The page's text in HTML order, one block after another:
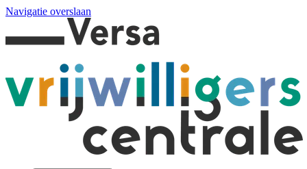
Navigatie overslaan